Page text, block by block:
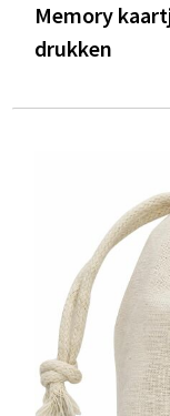
Memory
drukken